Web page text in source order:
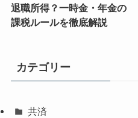
退職所得？一時金・年金の
課税ルールを徹底解説
カテゴリー
共済